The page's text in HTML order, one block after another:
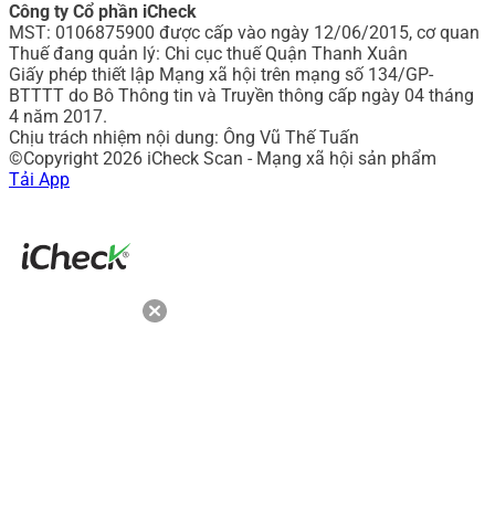
Công ty Cổ phần iCheck
MST: 0106875900 được cấp vào ngày 12/06/2015, cơ quan
Thuế đang quản lý: Chi cục thuế Quận Thanh Xuân
Giấy phép thiết lập Mạng xã hội trên mạng số 134/GP-
BTTTT do Bô Thông tin và Truyền thông cấp ngày 04 tháng
4 năm 2017.
Chịu trách nhiệm nội dung: Ông Vũ Thế Tuấn
©Copyright 2026 iCheck Scan - Mạng xã hội sản phẩm
Tải App